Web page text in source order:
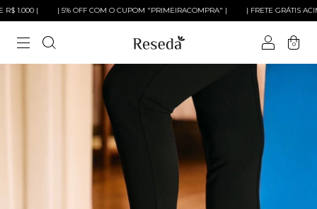
| | 5% OFF COM O CUPOM "PRIMEIRACOMPRA" | | FRETE GRÁTIS ACIMA
0